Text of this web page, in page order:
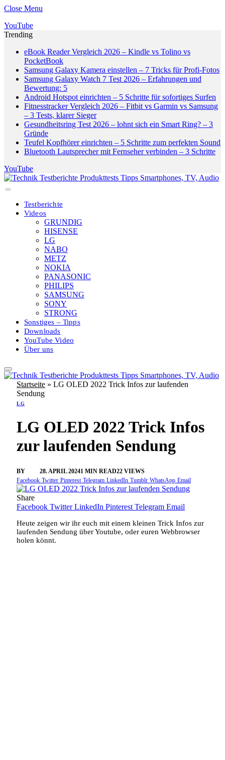
Close Menu
YouTube
Trending
eBook Reader Vergleich 2026 – Kindle vs Tolino vs
PocketBook
Samsung Galaxy Kamera einstellen – 7 Tricks für Profi-Fotos
Samsung Galaxy Watch 7 Test 2026 – Erfahrungen und
Bewertung: 5
Android Hotspot einrichten – 5 Schritte für sofortiges Surfen
Fitnesstracker Vergleich 2026 – Fitbit vs Garmin vs Samsung
– 3 Tests, klarer Sieger
Gesundheitsring Test 2026 – lohnt sich ein Smart Ring? – 3
Gründe
Teufel Kopfhörer einrichten – 5 Schritte zum perfekten Sound
Bluetooth Lautsprecher mit Fernseher verbinden – 3 Schritte
YouTube
Testberichte
Videos
GRUNDIG
HISENSE
LG
NABO
METZ
NOKIA
PANASONIC
PHILIPS
SAMSUNG
SONY
STRONG
Sonstiges – Tipps
Downloads
YouTube Video
Über uns
Startseite » LG OLED 2022 Trick Infos zur laufenden
Sendung
LG
LG OLED 2022 Trick Infos
zur laufenden Sendung
BY 28. APRIL 20241 MIN READ22 VIEWS
Facebook Twitter Pinterest Telegram LinkedIn Tumblr WhatsApp Email
Share
Facebook Twitter LinkedIn Pinterest Telegram Email
Heute zeigen wir ihr euch mit einem kleinen Trick Infos zur
laufenden Sendung über Youtube, oder euren Webbrowser
holen könnt.